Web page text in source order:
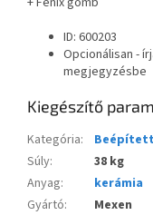
ID: 600203
Opcionálisan -
megjegyzésbe
Kiegészítő
Kategória:
Súly:
38 kg
Anyag:
kerámia
Gyártó:
Mexen